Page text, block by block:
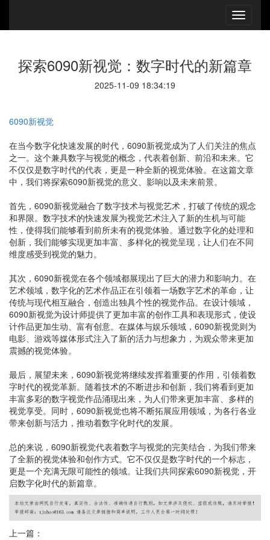
探索6090新视觉：数字时代的新篇章
2025-11-09 18:34:19
6090新视觉
在当今数字化快速发展的时代，6090新视觉成为了人们关注的焦点
之一。这个兼具数字与视觉的概念，代表着创新、前沿和未来。它
不仅仅是数字时代的代表，更是一种全新的视觉体验。在这篇文章
中，我们将探索6090新视觉的意义、影响以及未来前景。
首先，6090新视觉融合了数字技术与视觉艺术，打破了传统的观念
和界限。数字技术的快速发展为视觉艺术注入了新的生机与可能
性，使得我们能够看到前所未有的视觉体验。通过数字化的处理和
创新，我们能够实现更加丰富、多样化的视觉呈现，让人们在不同
维度感受到视觉的魅力。
其次，6090新视觉在各个领域都展现出了巨大的潜力和影响力。在
艺术领域，数字化的艺术作品正在引领着一场数字艺术的革命，让
传统与现代相互融合，创造出独具个性的视觉作品。在设计领域，
6090新视觉为设计师提供了更加丰富的创作工具和表现形式，使设
计作品更加生动、富有创意。在媒体与娱乐领域，6090新视觉则为
电影、游戏等媒体形式注入了新的活力与想象力，为观众带来更加
震撼的视觉体验。
最后，展望未来，6090新视觉将继续发挥着重要的作用，引领着数
字时代的视觉革新。随着技术的不断进步和创新，我们将看到更加
丰富多彩的数字视觉作品涌现出来，为人们带来更加丰富、多样的
视觉享受。同时，6090新视觉也将不断拓展应用领域，为各行各业
带来创新与活力，推动着数字化时代的发展。
总的来说，6090新视觉代表着数字与视觉的完美结合，为我们带来
了全新的视觉体验和创作方式。它不仅仅是数字时代的一个标志，
更是一个充满无限可能性的领域。让我们共同探索6090新视觉，开
启数字化时代的新篇章。
上一篇：